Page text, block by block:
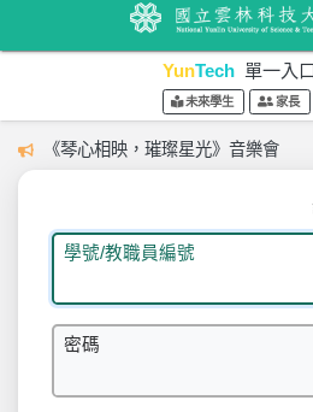
YunTech 單一入
未來學生 家長
《琴心相映，璀璨星光》音樂會
學號/教職員編號
密碼